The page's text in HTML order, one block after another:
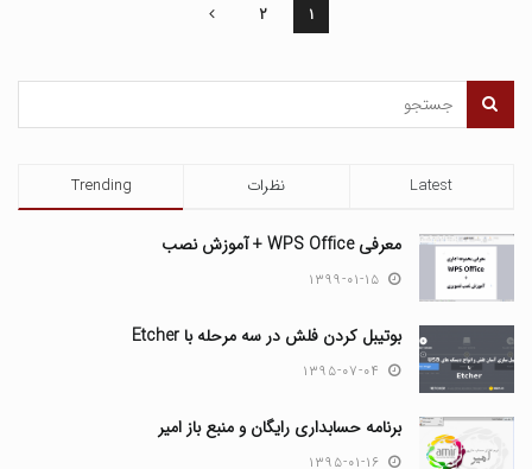
۱ ۲
Trending نظرات Latest
معرفی WPS Office + آموزش نصب
بوتیبل کردن فلش در سه مرحله با Etcher
برنامه حسابداری رایگان و منبع باز امیر